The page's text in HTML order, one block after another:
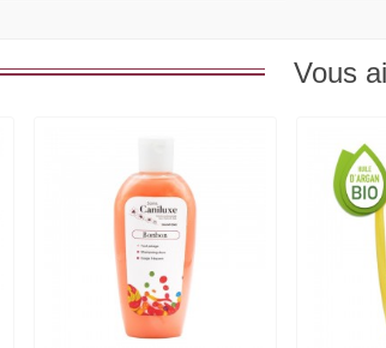
Vous